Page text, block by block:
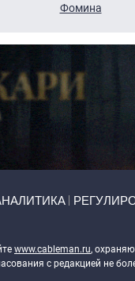
Фомина
www.cableman.ru,
с редакцией не